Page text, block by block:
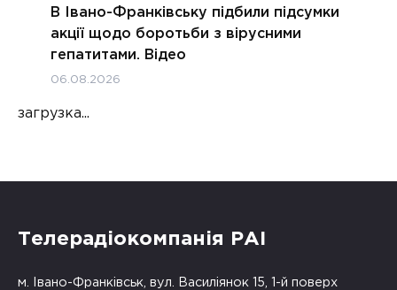
В Івано-Франківську підбили підсумки
акції щодо боротьби з вірусними
гепатитами. Відео
06.08.2026
загрузка...
Телерадіокомпанія РАІ
м. Івано-Франківськ, вул. Василіянок 15, 1-й поверх